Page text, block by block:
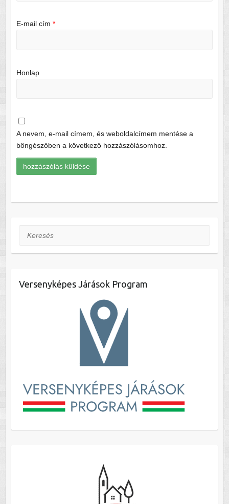
E-mail cím *
Honlap
A nevem, e-mail címem, és weboldalcímem mentése a
böngészőben a következő hozzászólásomhoz.
Keresés
Versenyképes Járások Program